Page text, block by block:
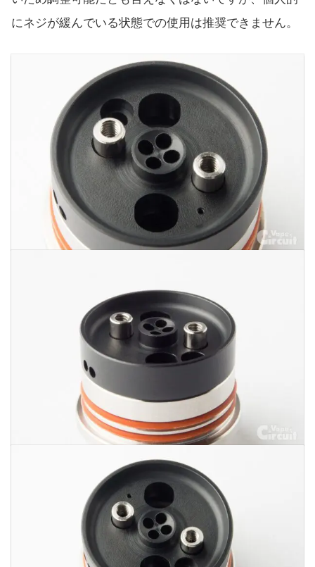
にネジが緩んでいる状態での使用は推奨できません。